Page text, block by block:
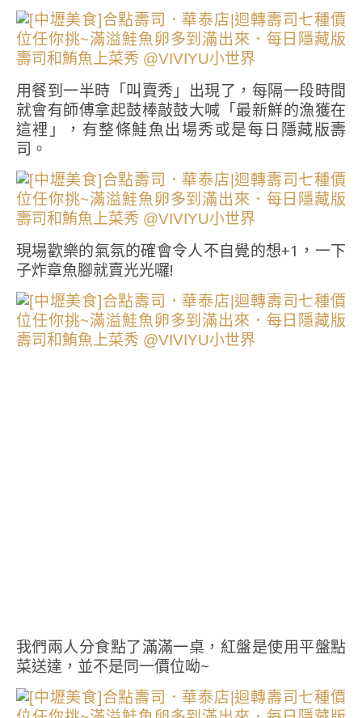
用餐到一半時「叫賣秀」出現了，每隔一段時間
就會有師傅拿起鼓棒敲鼓大喊「最新鮮的漁獲在
這裡」，有整條鮭魚出場秀或是每日隱藏版壽
司。
現場歡樂的氣氛的確會令人不自覺的想+1，一下
子炸章魚腳就賣光光囉!
我們兩人分食點了滿滿一桌，紅盤是使用平盤點
菜送達，並不是同一價位呦~